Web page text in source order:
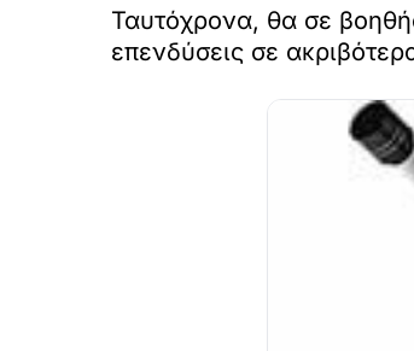
Ταυτόχρονα, θα σε
επενδύσεις σε